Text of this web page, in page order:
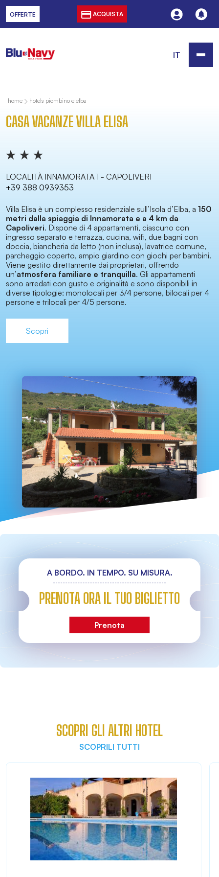
OFFERTE ACQUISTA
IT
home hotels piombino e elba
CASA VACANZE VILLA ELISA
LOCALITÀ INNAMORATA 1 - CAPOLIVERI
+39 388 0939353
Villa Elisa è un complesso residenziale sull’Isola d’Elba, a 150
metri dalla spiaggia di Innamorata e a 4 km da
Capoliveri. Dispone di 4 appartamenti, ciascuno con
ingresso separato e terrazza, cucina, wifi, due bagni con
doccia, biancheria da letto (non inclusa), lavatrice comune,
parcheggio coperto, ampio giardino con giochi per bambini.
Viene gestito direttamente dai proprietari, offrendo
un’atmosfera familiare e tranquilla. Gli appartamenti
sono arredati con gusto e originalità e sono disponibili in
diverse tipologie: monolocali per 3/4 persone, bilocali per 4
persone e trilocali per 4/5 persone.
Scopri
A BORDO. IN TEMPO. SU MISURA.
PRENOTA ORA IL TUO BIGLIETTO
Prenota
SCOPRI GLI ALTRI HOTEL
SCOPRILI TUTTI